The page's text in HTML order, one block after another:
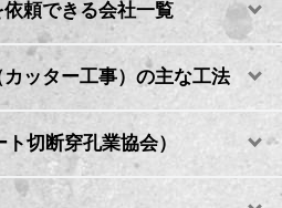
頼できる会社一覧
ッター工事）の主な工法
切断穿孔業協会）